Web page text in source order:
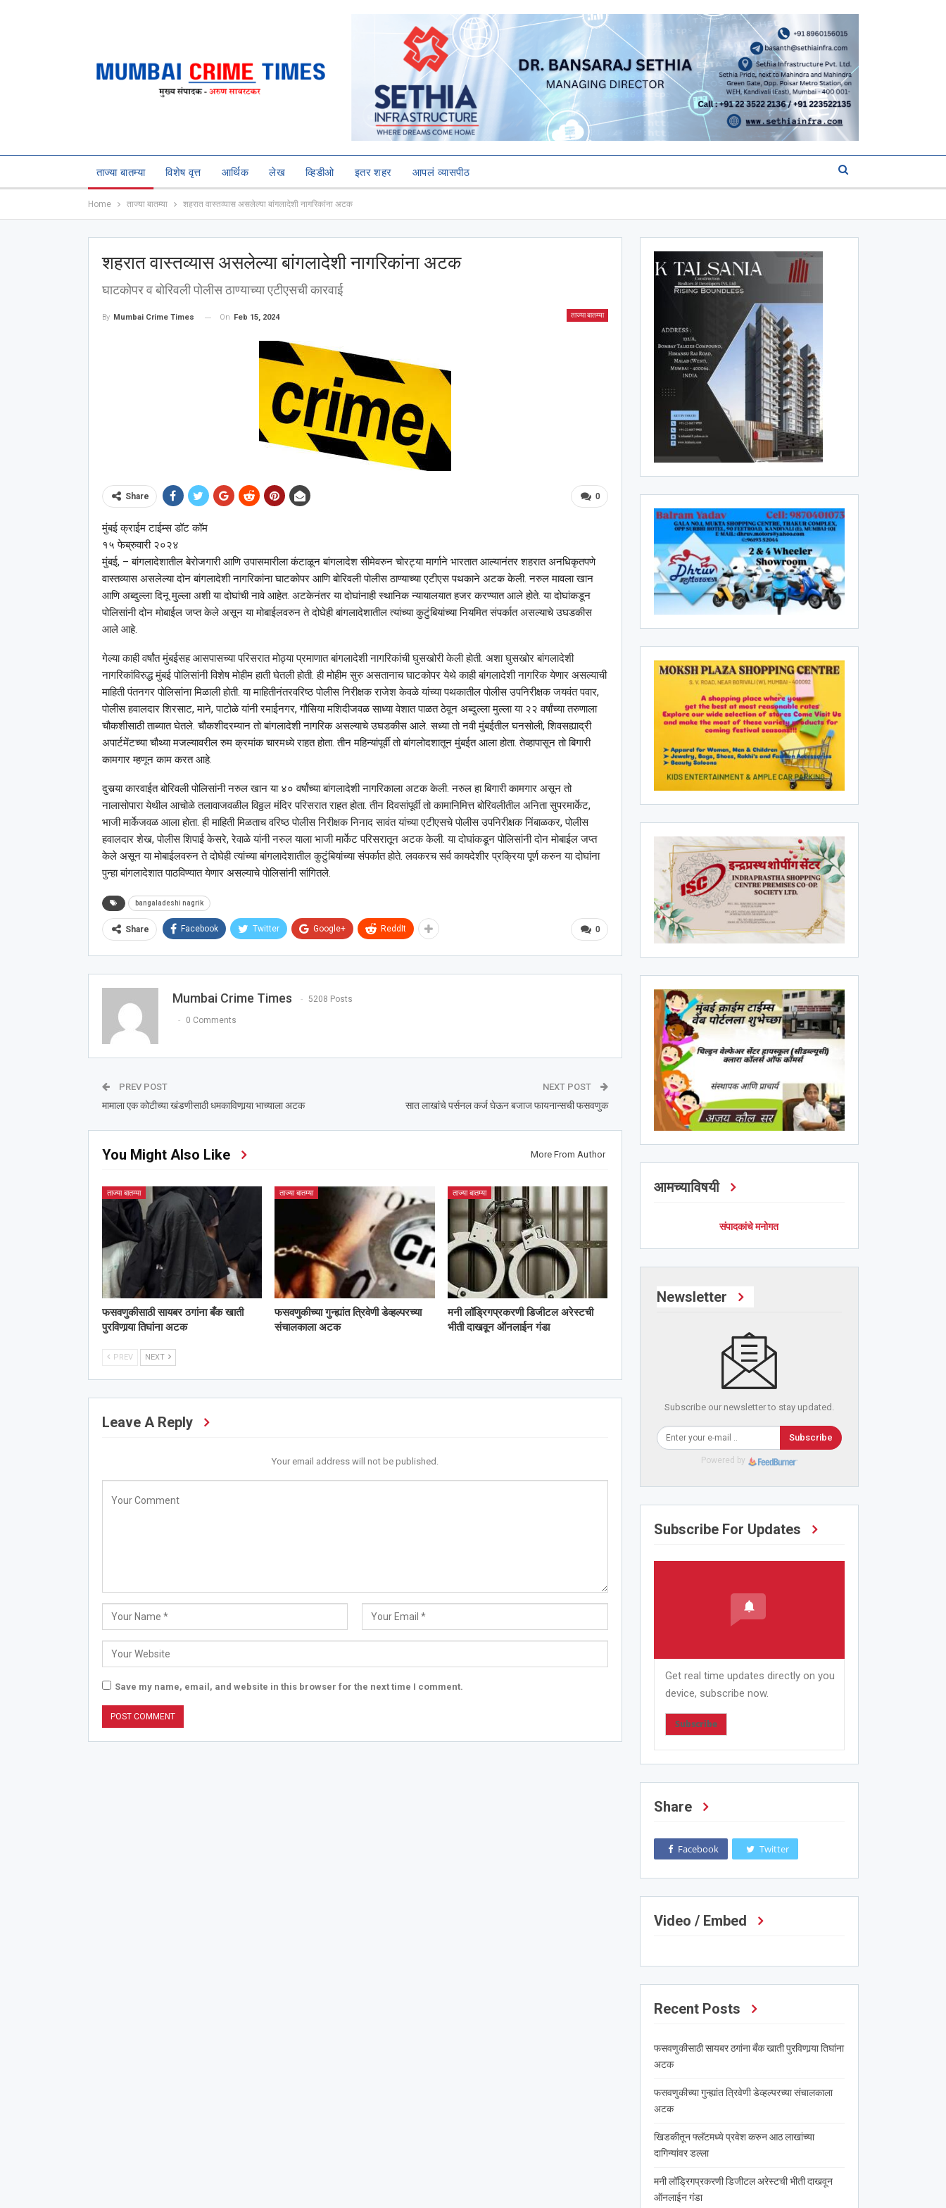
ताज्या बातम्या विशेष वृत्त आर्थिक लेख व्हिडीओ इतर शहर आपलं व्यासपीठ
Home ताज्या बातम्या शहरात वास्तव्यास असलेल्या बांगलादेशी नागरिकांना अटक
शहरात वास्तव्यास असलेल्या बांगलादेशी नागरिकांना अटक
घाटकोपर व बोरिवली पोलीस ठाण्याच्या एटीएसची कारवाई
ताज्या बातम्या
By Mumbai Crime Times On Feb 15, 2024
0
Share
मुंबई क्राईम टाईम्स डॉट कॉम
१५ फेब्रुवारी २०२४
मुंबई, – बांगलादेशातील बेरोजगारी आणि उपासमारीला कंटाळून बांगलादेश सीमेवरुन चोरट्या मार्गाने भारतात आल्यानंतर शहरात अनधिकृतपणे
वास्तव्यास असलेल्या दोन बांगलादेशी नागरिकांना घाटकोपर आणि बोरिवली पोलीस ठाण्याच्या एटीएस पथकाने अटक केली. नरुल मावला खान
आणि अब्दुल्ला दिनू मुल्ला अशी या दोघांची नावे आहेत. अटकेनंतर या दोघांनाही स्थानिक न्यायालयात हजर करण्यात आले होते. या दोघांकडून
पोलिसांनी दोन मोबाईल जप्त केले असून या मोबाईलवरुन ते दोघेही बांगलादेशातील त्यांच्या कुटुंबियांच्या नियमित संपर्कात असल्याचे उघडकीस
आले आहे.
गेल्या काही वर्षांत मुंबईसह आसपासच्या परिसरात मोठ्या प्रमाणात बांगलादेशी नागरिकांची घुसखोरी केली होती. अशा घुसखोर बांगलादेशी
नागरिकांविरुद्ध मुंबई पोलिसांनी विशेष मोहीम हाती घेतली होती. ही मोहीम सुरु असतानाच घाटकोपर येथे काही बांगलादेशी नागरिक येणार असल्याची
माहिती पंतनगर पोलिसांना मिळाली होती. या माहितीनंतरवरिष्ठ पोलीस निरीक्षक राजेश केवळे यांच्या पथकातील पोलीस उपनिरीक्षक जयवंत पवार,
पोलीस हवालदार शिरसाट, माने, पाटोळे यांनी रमाईनगर, गौसिया मशिदीजवळ साध्या वेशात पाळत ठेवून अब्दुल्ला मुल्ला या २२ वर्षांच्या तरुणाला
चौकशीसाठी ताब्यात घेतले. चौकशीदरम्यान तो बांगलादेशी नागरिक असल्याचे उघडकीस आले. सध्या तो नवी मुंबईतील घनसोली, शिवसह्याद्री
अपार्टमेंटच्या चौथ्या मजल्यावरील रुम क्रमांक चारमध्ये राहत होता. तीन महिन्यांपूर्वी तो बांगलोदशातून मुंबईत आला होता. तेव्हापासून तो बिगारी
कामगार म्हणून काम करत आहे.
दुसर्‍या कारवाईत बोरिवली पोलिसांनी नरुल खान या ४० वर्षांच्या बांगलादेशी नागरिकाला अटक केली. नरुल हा बिगारी कामगार असून तो
नालासोपारा येथील आचोळे तलावाजवळील विठ्ठल मंदिर परिसरात राहत होता. तीन दिवसांपूर्वी तो कामानिमित्त बोरिवलीतील अनिता सुपरमार्केट,
भाजी मार्केजवळ आला होता. ही माहिती मिळताच वरिष्ठ पोलीस निरीक्षक निनाद सावंत यांच्या एटीएसचे पोलीस उपनिरीक्षक निंबाळकर, पोलीस
हवालदार शेख, पोलीस शिपाई केसरे, रेवाळे यांनी नरुल याला भाजी मार्केट परिसरातून अटक केली. या दोघांकडून पोलिसांनी दोन मोबाईल जप्त
केले असून या मोबाईलवरुन ते दोघेही त्यांच्या बांगलादेशातील कुटुंबियांच्या संपर्कात होते. लवकरच सर्व कायदेशीर प्रक्रिया पूर्ण करुन या दोघांना
पुन्हा बांगलादेशात पाठविण्यात येणार असल्याचे पोलिसांनी सांगितले.
bangaladeshi nagrik
0
Share Facebook Twitter Google+ ReddIt
Mumbai Crime Times 5208 Posts
0 Comments
PREV POST
मामाला एक कोटीच्या खंडणीसाठी धमकाविणार्‍या भाच्याला अटक
NEXT POST
सात लाखांचे पर्सनल कर्ज घेऊन बजाज फायनान्सची फसवणुक
You Might Also Like More From Author
ताज्या बातम्या
फसवणुकीसाठी सायबर ठगांना बँक खाती
पुरविणार्‍या तिघांना अटक
ताज्या बातम्या
फसवणुकीच्या गुन्ह्यांत त्रिवेणी डेव्हल्परच्या
संचालकाला अटक
ताज्या बातम्या
मनी लॉड्रिगप्रकरणी डिजीटल अरेस्टची
भीती दाखवून ऑनलाईन गंडा
PREV NEXT
Leave A Reply
Your email address will not be published.
Save my name, email, and website in this browser for the next time I comment.
आमच्याविषयी
संपादकांचे मनोगत
Newsletter
Subscribe our newsletter to stay updated.
Subscribe
Powered by
Subscribe For Updates
Get real time updates directly on you
device, subscribe now.
Subscribe
Share
Facebook Twitter
Video / Embed
Recent Posts
फसवणुकीसाठी सायबर ठगांना बँक खाती पुरविणार्‍या तिघांना
अटक
फसवणुकीच्या गुन्ह्यांत त्रिवेणी डेव्हल्परच्या संचालकाला
अटक
खिडकीतून फ्लॅटमध्ये प्रवेश करुन आठ लाखांच्या
दागिन्यांवर डल्ला
मनी लॉड्रिगप्रकरणी डिजीटल अरेस्टची भीती दाखवून
ऑनलाईन गंडा